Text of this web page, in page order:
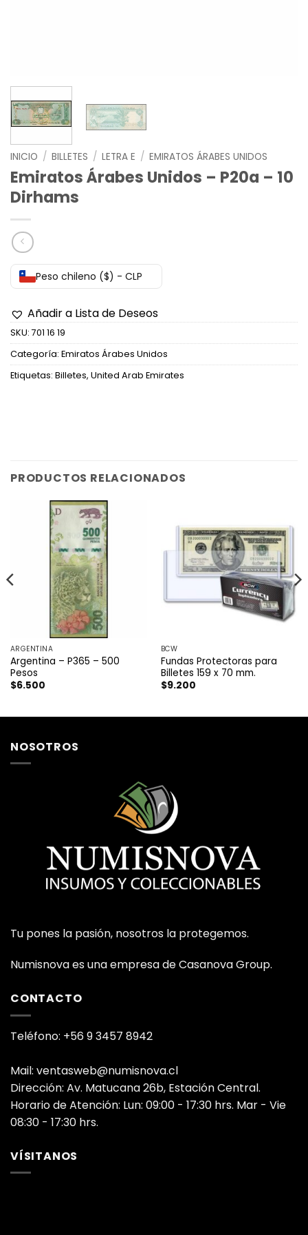
INICIO / BILLETES / LETRA E / EMIRATOS ÁRABES UNIDOS
Emiratos Árabes Unidos – P20a – 10
Dirhams
Peso chileno ($) - CLP
Añadir a Lista de Deseos
SKU: 701 16 19
Categoría: Emiratos Árabes Unidos
Etiquetas: Billetes, United Arab Emirates
PRODUCTOS RELACIONADOS
ARGENTINA
Argentina – P365 – 500
Pesos
$6.500
BCW
Fundas Protectoras para
Billetes 159 x 70 mm.
$9.200
NOSOTROS
Tu pones la pasión, nosotros la protegemos.
Numisnova es una empresa de Casanova Group.
CONTACTO
Teléfono: +56 9 3457 8942
Mail: ventasweb@numisnova.cl
Dirección: Av. Matucana 26b, Estación Central.
Horario de Atención: Lun: 09:00 - 17:30 hrs. Mar - Vie
08:30 - 17:30 hrs.
VÍSITANOS